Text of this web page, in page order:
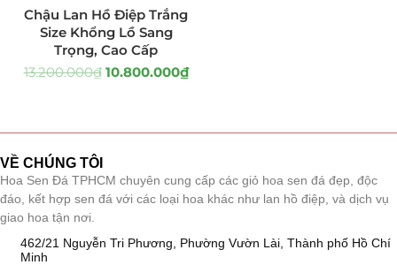
Hồ Điệp và Hoa Sen đá
Lan Hồ Điệp Truyền Thống
Tiểu Cảnh Lan Sen Đá (63)
Hoa Ngày Lễ 8/3
Hoa Tặng 14/2
Hoa Tặng 20/10
Chậu Lan Hồ Điệp Trắng
Size Khổng Lồ Sang
Trọng, Cao Cấp
13.200.000₫ 10.800.000₫
VỀ CHÚNG TÔI
Hoa Sen Đá TPHCM chuyên cung cấp các giỏ hoa sen đá đẹp, độc
đáo, kết hợp sen đá với các loại hoa khác như lan hồ điệp, và dịch vụ
giao hoa tận nơi.
462/21 Nguyễn Tri Phương, Phường Vườn Lài, Thành phố Hồ Chí
Minh